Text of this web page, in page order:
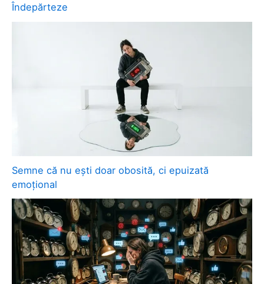
Îndepărteze
Semne că nu ești doar obosită, ci epuizată
emoțional